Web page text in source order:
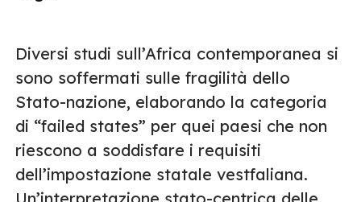
Diversi studi sull’Africa contemporanea si
sono soffermati sulle fragilità dello
Stato-nazione, elaborando la categoria
di “failed states” per quei paesi che non
riescono a soddisfare i requisiti
dell’impostazione statale vestfaliana.